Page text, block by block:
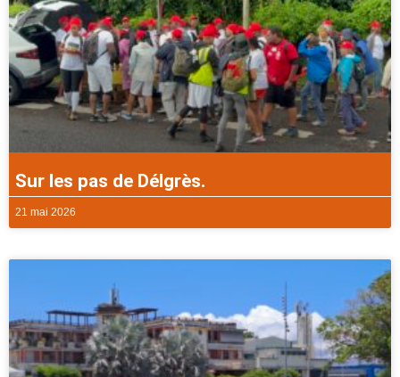
Sur les pas de Délgrès.
21 mai 2026